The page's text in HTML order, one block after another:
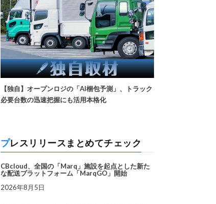
【独自】オープンロジの「AI梱包予測」、トラック
必要台数の迅速把握にも活用本格化
プレスリリースまとめてチェック
CBcloud、全国の「Marq」施設を起点とした新た
な配送プラットフォーム「MarqGO」開始
2026年8月5日